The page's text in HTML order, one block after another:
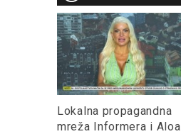
Lokalna propagandna
mreža Informera i Aloa